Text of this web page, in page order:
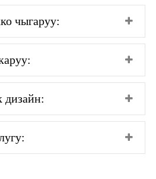
чыгаруу:
дизайн: